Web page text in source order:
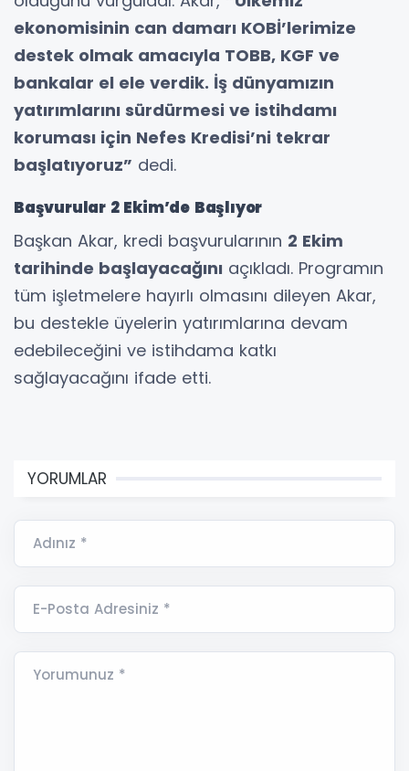
ekonomisinin can damarı KOBİ’lerimize
destek olmak amacıyla TOBB, KGF ve
bankalar el ele verdik. İş dünyamızın
yatırımlarını sürdürmesi ve istihdamı
koruması için Nefes Kredisi’ni tekrar
başlatıyoruz” dedi.
Başvurular 2 Ekim’de Başlıyor
Başkan Akar, kredi başvurularının 2 Ekim
tarihinde başlayacağını açıkladı. Programın
tüm işletmelere hayırlı olmasını dileyen Akar,
bu destekle üyelerin yatırımlarına devam
edebileceğini ve istihdama katkı
sağlayacağını ifade etti.
YORUMLAR
Adınız *
E-Posta Adresiniz *
Yorumunuz *